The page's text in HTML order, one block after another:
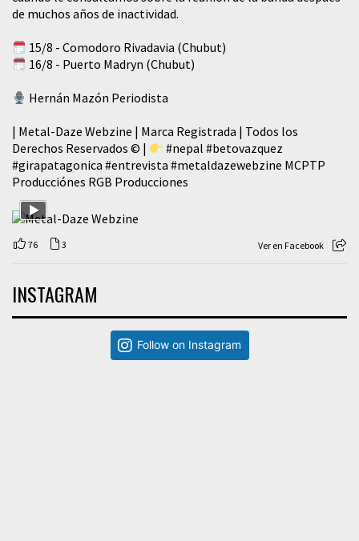
de muchos años de inactividad.
15/8 - Comodoro Rivadavia (Chubut)
16/8 - Puerto Madryn (Chubut)
Hernán Mazón Periodista
| Metal-Daze Webzine | Marca Registrada | Todos los
Derechos Reservados © |
#nepal #betovazquez
#girapatagonica #entrevista #metaldazewebzine MCPTP
Producciónes RGB Producciones
76 3 Ver en Facebook
INSTAGRAM
Follow on Instagram